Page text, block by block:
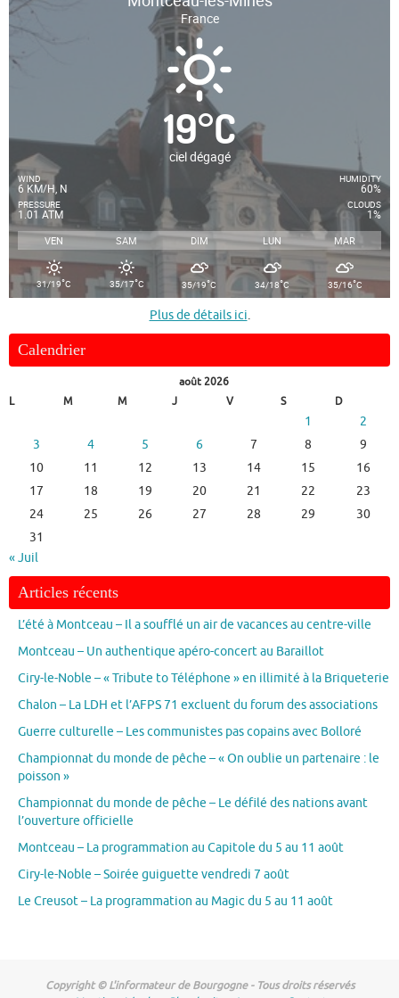
France
19°C
ciel dégagé
WIND
6 KM/H, N
PRESSURE
1.01 ATM
HUMIDITY
60%
CLOUDS
1%
VEN SAM DIM LUN MAR
31/19°C 35/17°C 35/19°C 34/18°C 35/16°C
Plus de détails ici.
Calendrier
août 2026
L
M M J V S D
1
2
3
4 5 6 7 8
9
10
11 12 13 14 15
16
17
18 19 20 21 22
23
24
25 26 27 28 29
30
31
« Juil
Articles récents
L’été à Montceau – Il a soufflé un air de vacances au centre-ville
Montceau – Un authentique apéro-concert au Baraillot
Ciry-le-Noble – « Tribute to Téléphone » en illimité à la Briqueterie
Chalon – La LDH et l’AFPS 71 excluent du forum des associations
Guerre culturelle – Les communistes pas copains avec Bolloré
Championnat du monde de pêche – « On oublie un partenaire : le
poisson »
Championnat du monde de pêche – Le défilé des nations avant
l’ouverture officielle
Montceau – La programmation au Capitole du 5 au 11 août
Ciry-le-Noble – Soirée guiguette vendredi 7 août
Le Creusot – La programmation au Magic du 5 au 11 août
Copyright © L'informateur de Bourgogne - Tous droits réservés